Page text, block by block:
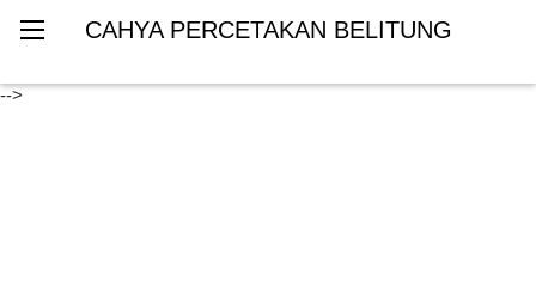
-->
CAHYA PERCETAKAN BELITUNG